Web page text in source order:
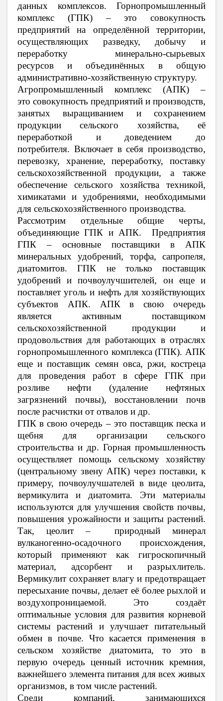
данных комплексов. Горнопромышленный
комплекс (ГПК) –это совокупность
предприятий на определённой территории,
осуществляющих разведку, добычу и
переработку минерально-сырьевых
ресурсов и объединённых в общую
административно-хозяйственную структуру.
Агропромышленный комплекс (АПК)
–
это совокупность предприятий и производств,
занятых выращиванием и сохранением
продукции сельского хозяйства, её
переработкой и доведением до
потребителя. Включает в себя производство,
перевозку, хранение, переработку, поставку
сельскохозяйственной продукции, а также
обеспечение сельского хозяйства техникой,
химикатами и удобрениями, необходимыми
для сельскохозяйственного производства.
Рассмотрим отдельные общие черты,
объединяющие ГПК и АПК. Предприятия
ГПК – основные поставщики в АПК
минеральных удобрений, торфа, сапропеля,
диатомитов. ГПК не только поставщик
удобрений и почвоулучшителей, он еще и
поставляет уголь и нефть для хозяйствующих
субъектов АПК. АПК в свою очередь
является активным поставщиком
сельскохозяйственной продукции и
продовольствия для работающих в отраслях
горнопромышленного комплекса (ГПК). АПК
еще и поставщик семян овса, ржи, костреца
для проведения работ в сфере ГПК при
розливе нефти (удаление нефтяных
загрязнений почвы), восстановлении почв
после расчистки от отвалов и др.
ГПК в свою очередь – это поставщик песка и
щебня для организации сельского
строительства и др. Горная промышленность
осуществляет помощь сельскому хозяйству
(центральному звену АПК) через поставки, к
примеру, почвоулучшателей в виде цеолита,
вермикулита и диатомита. Эти материалы
используются для улучшения свойств почвы,
повышения урожайности и защиты растений.
Так, цеолит –
природный минерал
вулканогенно-осадочного происхождения,
который применяют как гигроскопичный
материал, адсорбент и разрыхлитель.
Вермикулит сохраняет влагу и предотвращает
пересыхание почвы, делает её более рыхлой и
воздухопроницаемой. Это создаёт
оптимальные условия для развития корневой
системы растений и улучшает питательный
обмен в почве. Что касается применения в
сельском хозяйстве диатомита, то это в
первую очередь ценный источник кремния,
важнейшего элемента питания для всех живых
организмов, в том числе растений.
Среди компаний, занимающихся